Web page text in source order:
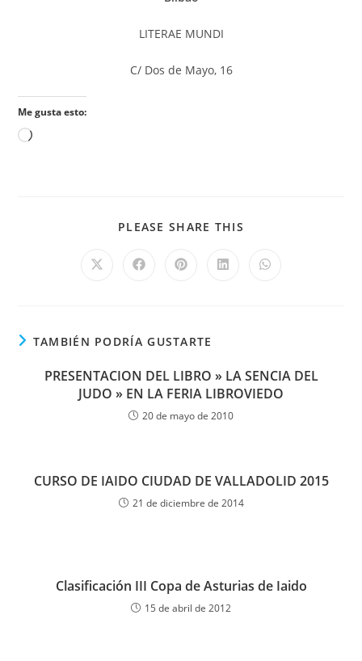
LITERAE MUNDI
C/ Dos de Mayo, 16
Me gusta esto:
PLEASE SHARE THIS
TAMBIÉN PODRÍA GUSTARTE
PRESENTACION DEL LIBRO » LA SENCIA DEL
JUDO » EN LA FERIA LIBROVIEDO
20 de mayo de 2010
CURSO DE IAIDO CIUDAD DE VALLADOLID 2015
21 de diciembre de 2014
Clasificación III Copa de Asturias de Iaido
15 de abril de 2012